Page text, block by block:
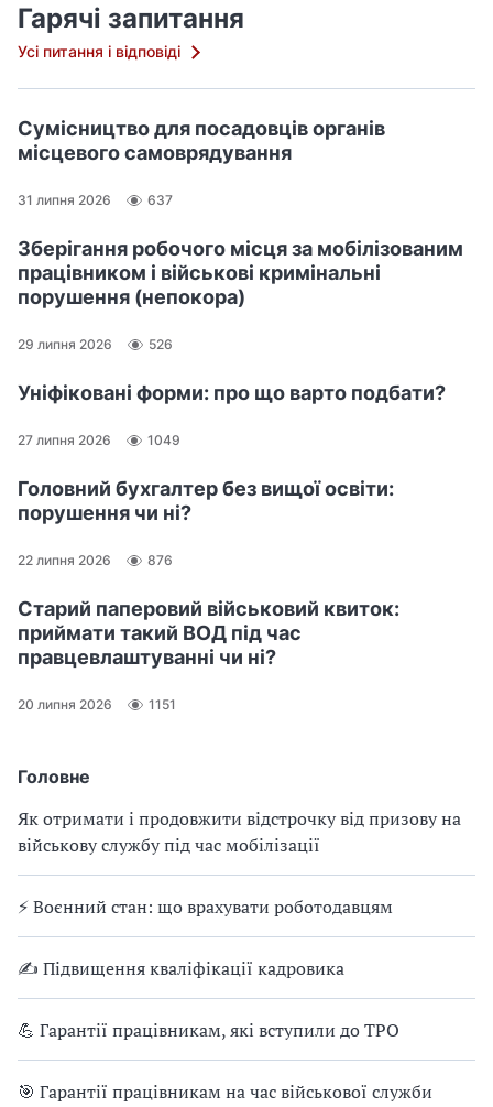
Головне
Як отримати і продовжити відстрочку від призову на
військову службу під час мобілізації
⚡ Воєнний стан: що врахувати роботодавцям
✍ Підвищення кваліфікації кадровика
💪 Гарантії працівникам, які вступили до ТРО
🎯 Гарантії працівникам на час військової служби
Гарячі запитання
Усі питання і відповіді
Сумісництво для посадовців органів
місцевого самоврядування
31 липня 2026 637
Зберігання робочого місця за мобілізованим
працівником і військові кримінальні
порушення (непокора)
29 липня 2026 526
Уніфіковані форми: про що варто подбати?
27 липня 2026 1049
Головний бухгалтер без вищої освіти:
порушення чи ні?
22 липня 2026 876
Старий паперовий військовий квиток:
приймати такий ВОД під час
правцевлаштуванні чи ні?
20 липня 2026 1151